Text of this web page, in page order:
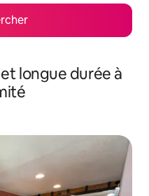
longue durée à
appréciés